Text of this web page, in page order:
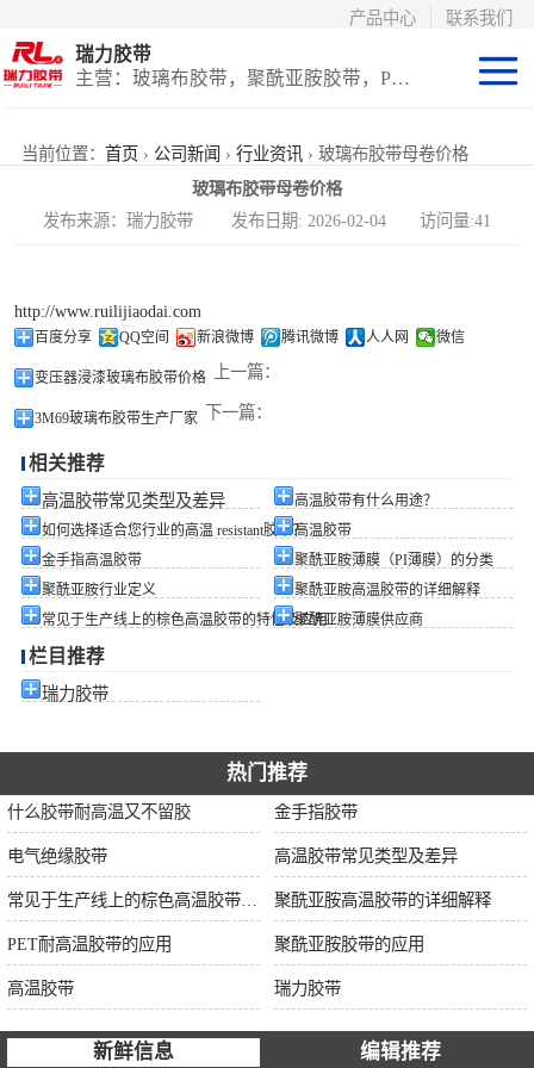
联系我们
产品中心
瑞力胶带
主营：玻璃布胶带，聚酰亚胺胶带，PET高温胶带，耐高温保护膜
当前位置： 首页 › 公司新闻 › 行业资讯 › 玻璃布胶带母卷价格
玻璃布胶带母卷价格
发布来源：瑞力胶带 发布日期: 2026-02-04 访问量:41
http://www.ruilijiaodai.com
百度分享 QQ空间 新浪微博 腾讯微博 人人网 微信
上一篇：
变压器浸漆玻璃布胶带价格
下一篇：
3M69玻璃布胶带生产厂家
相关推荐
高温胶带常见类型及差异
高温胶带有什么用途？
如何选择适合您行业的高温 resistant胶带？高温胶带
金手指高温胶带
聚酰亚胺薄膜（PI薄膜）的分类
聚酰亚胺行业定义
聚酰亚胺高温胶带的详细解释
常见于生产线上的棕色高温胶带的特性及应用聚酰亚胺薄膜供应商
栏目推荐
瑞力胶带
热门推荐
什么胶带耐高温又不留胶 金手指胶带
电气绝缘胶带 高温胶带常见类型及差异
聚酰亚胺高温胶带的详细解释
PET耐高温胶带的应用 聚酰亚胺胶带的应用
高温胶带 瑞力胶带
新鲜信息 编辑推荐
聚酰亚胺系列
玻璃布胶带（特
（保护膜）
等离子热喷涂胶
带
防火陶瓷化硅胶
带